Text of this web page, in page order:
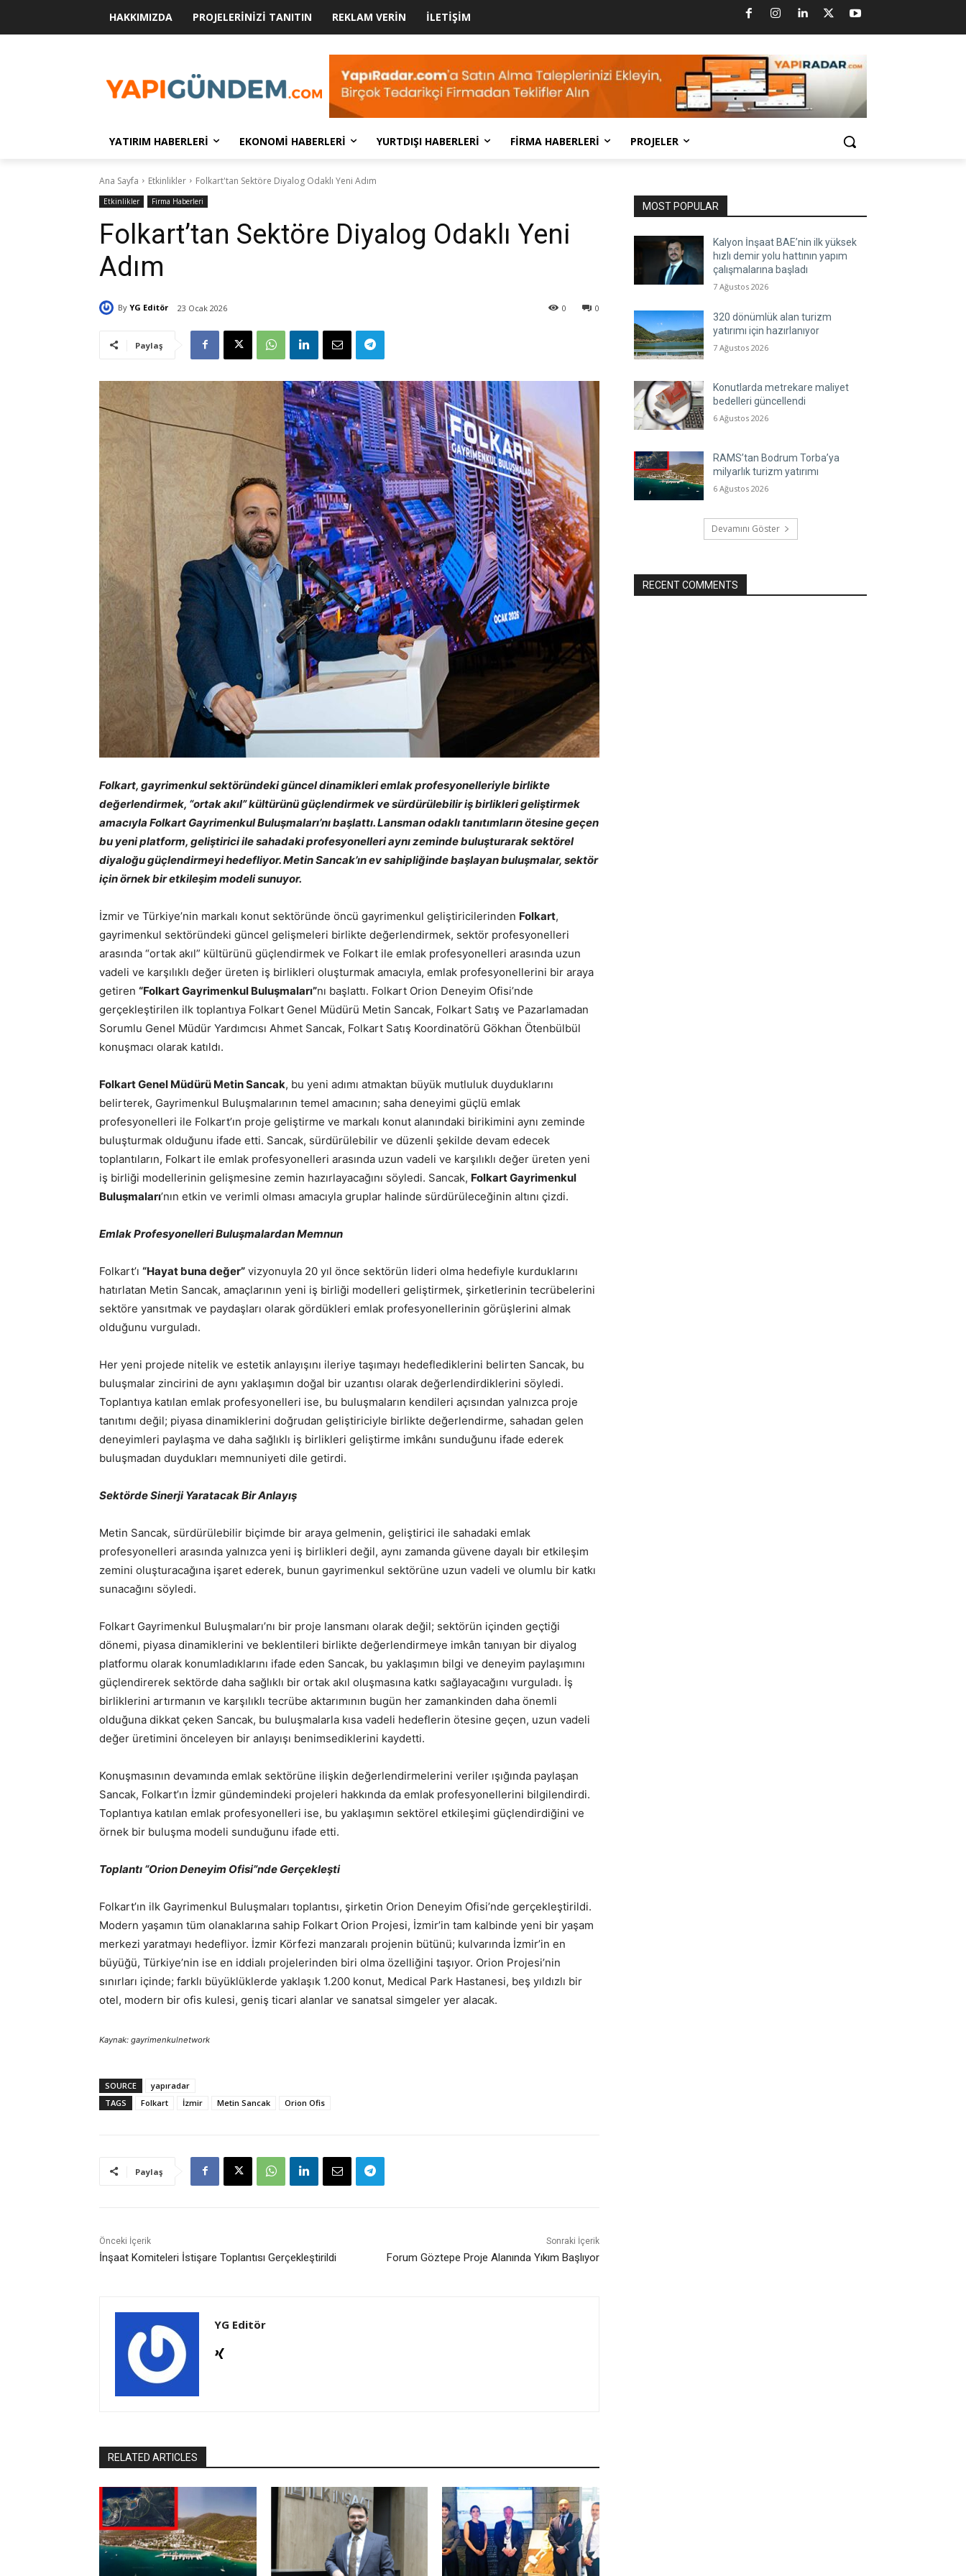
HAKKIMIZDA PROJELERINIZI TANITIN REKLAM VERIN İLETIŞIM
YATIRIM HABERLERI EKONOMI HABERLERI YURTDIŞI HABERLERI FIRMA HABERLERI PROJELER
Ana Sayfa Etkinlikler Folkart'tan Sektöre Diyalog Odaklı Yeni Adım
Etkinlikler Firma Haberleri
Folkart’tan Sektöre Diyalog Odaklı Yeni
Adım
By YG Editör 23 Ocak 2026 0
0
Paylaş
Folkart, gayrimenkul sektöründeki güncel dinamikleri emlak profesyonelleriyle birlikte
değerlendirmek, “ortak akıl” kültürünü güçlendirmek ve sürdürülebilir iş birlikleri geliştirmek
amacıyla Folkart Gayrimenkul Buluşmaları’nı başlattı. Lansman odaklı tanıtımların ötesine geçen
bu yeni platform, geliştirici ile sahadaki profesyonelleri aynı zeminde buluşturarak sektörel
diyaloğu güçlendirmeyi hedefliyor. Metin Sancak’ın ev sahipliğinde başlayan buluşmalar, sektör
için örnek bir etkileşim modeli sunuyor.
İzmir ve Türkiye’nin markalı konut sektöründe öncü gayrimenkul geliştiricilerinden Folkart,
gayrimenkul sektöründeki güncel gelişmeleri birlikte değerlendirmek, sektör profesyonelleri
arasında “ortak akıl” kültürünü güçlendirmek ve Folkart ile emlak profesyonelleri arasında uzun
vadeli ve karşılıklı değer üreten iş birlikleri oluşturmak amacıyla, emlak profesyonellerini bir araya
getiren “Folkart Gayrimenkul Buluşmaları”nı başlattı. Folkart Orion Deneyim Ofisi’nde
gerçekleştirilen ilk toplantıya Folkart Genel Müdürü Metin Sancak, Folkart Satış ve Pazarlamadan
Sorumlu Genel Müdür Yardımcısı Ahmet Sancak, Folkart Satış Koordinatörü Gökhan Ötenbülbül
konuşmacı olarak katıldı.
Folkart Genel Müdürü Metin Sancak, bu yeni adımı atmaktan büyük mutluluk duyduklarını
belirterek, Gayrimenkul Buluşmalarının temel amacının; saha deneyimi güçlü emlak
profesyonelleri ile Folkart’ın proje geliştirme ve markalı konut alanındaki birikimini aynı zeminde
buluşturmak olduğunu ifade etti. Sancak, sürdürülebilir ve düzenli şekilde devam edecek
toplantıların, Folkart ile emlak profesyonelleri arasında uzun vadeli ve karşılıklı değer üreten yeni
iş birliği modellerinin gelişmesine zemin hazırlayacağını söyledi. Sancak, Folkart Gayrimenkul
Buluşmaları’nın etkin ve verimli olması amacıyla gruplar halinde sürdürüleceğinin altını çizdi.
Emlak Profesyonelleri Buluşmalardan Memnun
Folkart’ı “Hayat buna değer” vizyonuyla 20 yıl önce sektörün lideri olma hedefiyle kurduklarını
hatırlatan Metin Sancak, amaçlarının yeni iş birliği modelleri geliştirmek, şirketlerinin tecrübelerini
sektöre yansıtmak ve paydaşları olarak gördükleri emlak profesyonellerinin görüşlerini almak
olduğunu vurguladı.
Her yeni projede nitelik ve estetik anlayışını ileriye taşımayı hedeflediklerini belirten Sancak, bu
buluşmalar zincirini de aynı yaklaşımın doğal bir uzantısı olarak değerlendirdiklerini söyledi.
Toplantıya katılan emlak profesyonelleri ise, bu buluşmaların kendileri açısından yalnızca proje
tanıtımı değil; piyasa dinamiklerini doğrudan geliştiriciyle birlikte değerlendirme, sahadan gelen
deneyimleri paylaşma ve daha sağlıklı iş birlikleri geliştirme imkânı sunduğunu ifade ederek
buluşmadan duydukları memnuniyeti dile getirdi.
Sektörde Sinerji Yaratacak Bir Anlayış
Metin Sancak, sürdürülebilir biçimde bir araya gelmenin, geliştirici ile sahadaki emlak
profesyonelleri arasında yalnızca yeni iş birlikleri değil, aynı zamanda güvene dayalı bir etkileşim
zemini oluşturacağına işaret ederek, bunun gayrimenkul sektörüne uzun vadeli ve olumlu bir katkı
sunacağını söyledi.
Folkart Gayrimenkul Buluşmaları’nı bir proje lansmanı olarak değil; sektörün içinden geçtiği
dönemi, piyasa dinamiklerini ve beklentileri birlikte değerlendirmeye imkân tanıyan bir diyalog
platformu olarak konumladıklarını ifade eden Sancak, bu yaklaşımın bilgi ve deneyim paylaşımını
güçlendirerek sektörde daha sağlıklı bir ortak akıl oluşmasına katkı sağlayacağını vurguladı. İş
birliklerini artırmanın ve karşılıklı tecrübe aktarımının bugün her zamankinden daha önemli
olduğuna dikkat çeken Sancak, bu buluşmalarla kısa vadeli hedeflerin ötesine geçen, uzun vadeli
değer üretimini önceleyen bir anlayışı benimsediklerini kaydetti.
Konuşmasının devamında emlak sektörüne ilişkin değerlendirmelerini veriler ışığında paylaşan
Sancak, Folkart’ın İzmir gündemindeki projeleri hakkında da emlak profesyonellerini bilgilendirdi.
Toplantıya katılan emlak profesyonelleri ise, bu yaklaşımın sektörel etkileşimi güçlendirdiğini ve
örnek bir buluşma modeli sunduğunu ifade etti.
Toplantı “Orion Deneyim Ofisi”nde Gerçekleşti
Folkart’ın ilk Gayrimenkul Buluşmaları toplantısı, şirketin Orion Deneyim Ofisi’nde gerçekleştirildi.
Modern yaşamın tüm olanaklarına sahip Folkart Orion Projesi, İzmir’in tam kalbinde yeni bir yaşam
merkezi yaratmayı hedefliyor. İzmir Körfezi manzaralı projenin bütünü; kulvarında İzmir’in en
büyüğü, Türkiye’nin ise en iddialı projelerinden biri olma özelliğini taşıyor. Orion Projesi’nin
sınırları içinde; farklı büyüklüklerde yaklaşık 1.200 konut, Medical Park Hastanesi, beş yıldızlı bir
otel, modern bir ofis kulesi, geniş ticari alanlar ve sanatsal simgeler yer alacak.
Kaynak: gayrimenkulnetwork
SOURCE
yapıradar
TAGS
Folkart İzmir Metin Sancak Orion Ofis
Paylaş
Önceki İçerik
İnşaat Komiteleri İstişare Toplantısı Gerçekleştirildi
Sonraki İçerik
Forum Göztepe Proje Alanında Yıkım Başlıyor
YG Editör
RELATED ARTICLES
MOST POPULAR
Kalyon İnşaat BAE’nin ilk yüksek
hızlı demir yolu hattının yapım
çalışmalarına başladı
7 Ağustos 2026
320 dönümlük alan turizm
yatırımı için hazırlanıyor
7 Ağustos 2026
Konutlarda metrekare maliyet
bedelleri güncellendi
6 Ağustos 2026
RAMS’tan Bodrum Torba’ya
milyarlık turizm yatırımı
6 Ağustos 2026
Devamını Göster
RECENT COMMENTS